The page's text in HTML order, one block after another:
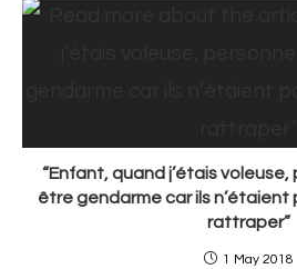
“Enfant, quand j’étais
être gendarme car ils
rattraper”
1 May 2018